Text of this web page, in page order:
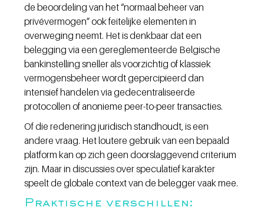
de beoordeling van het “normaal beheer van
privévermogen” ook feitelijke elementen in
overweging neemt. Het is denkbaar dat een
belegging via een gereglementeerde Belgische
bankinstelling sneller als voorzichtig of klassiek
vermogensbeheer wordt gepercipieerd dan
intensief handelen via gedecentraliseerde
protocollen of anonieme peer-to-peer transacties.
Of die redenering juridisch standhoudt, is een
andere vraag. Het loutere gebruik van een bepaald
platform kan op zich geen doorslaggevend criterium
zijn. Maar in discussies over speculatief karakter
speelt de globale context van de belegger vaak mee.
Praktische verschillen: